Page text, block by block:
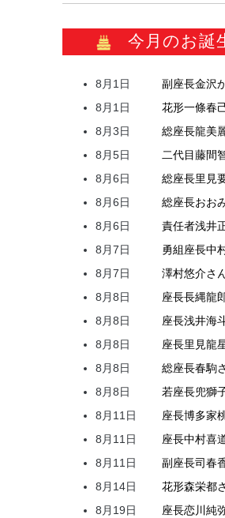
今月のお誕
8月1日 副座長金沢
8月1日
花形一條春
8月3日
総座長龍美
8月5日
二代目藤間
8月6日
総座長里見
8月6日
総座長おお
8月6日
責任者浅井
8月7日
勇組座長中
8月7日
澤村悠介さ
8月8日
座長長縄龍
8月8日
座長浅井海
8月8日
座長里見龍
8月8日
総座長春駒
8月8日
若座長兜獅
8月11日
座長博多家
8月11日
座長中村喜
8月11日
副座長司春
8月14日
花形森栄都
8月19日
座長恋川 純